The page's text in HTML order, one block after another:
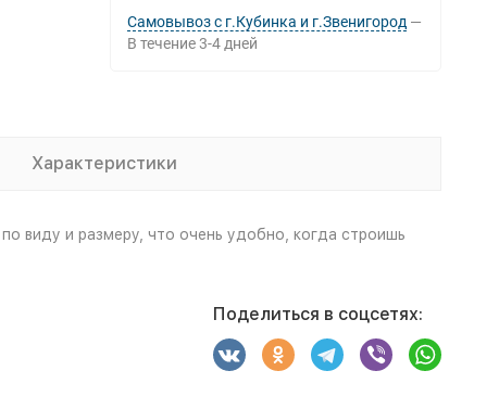
Самовывоз с г.Кубинка и г.Звенигород
В течение 3-4 дней
Характеристики
виду и размеру, что очень удобно, когда строишь
Поделиться в соцсетях: